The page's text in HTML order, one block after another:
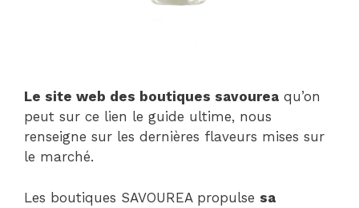
Le site web des boutiques savourea qu’on
peut sur ce lien le guide ultime, nous
renseigne sur les dernières flaveurs mises sur
le marché.
Les boutiques SAVOUREA propulse sa